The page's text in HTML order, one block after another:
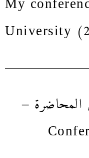
University
المحاضرة –